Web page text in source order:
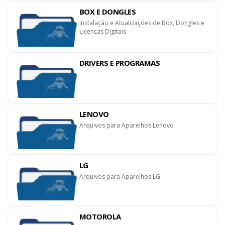
BOX E DONGLES
Instalação e Atualizações de Box, Dongles e
Licenças Digitais
DRIVERS E PROGRAMAS
LENOVO
Arquivos para Aparelhos Lenovo
LG
Arquivos para Aparelhos LG
MOTOROLA